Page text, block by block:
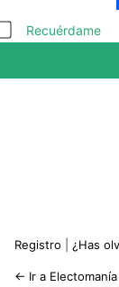
Recuérdame
Registro ¿Has
← Ir a Electomanía